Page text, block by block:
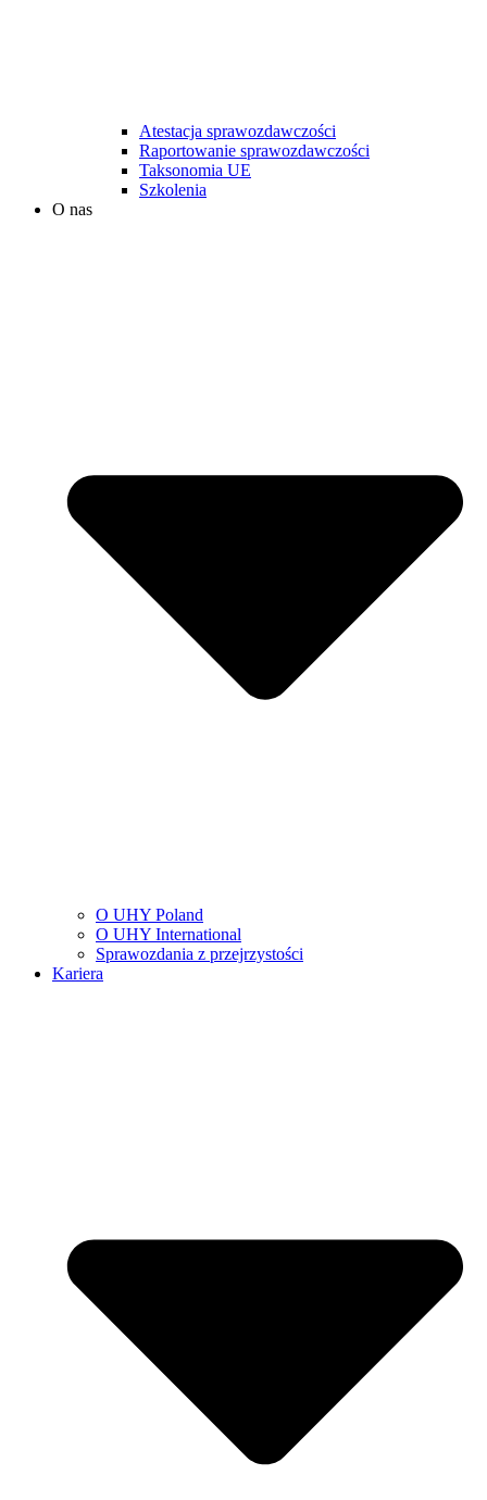
Atestacja sprawozdawczości
Raportowanie sprawozdawczości
Taksonomia UE
Szkolenia
O nas
O UHY Poland
O UHY International
Sprawozdania z przejrzystości
Kariera